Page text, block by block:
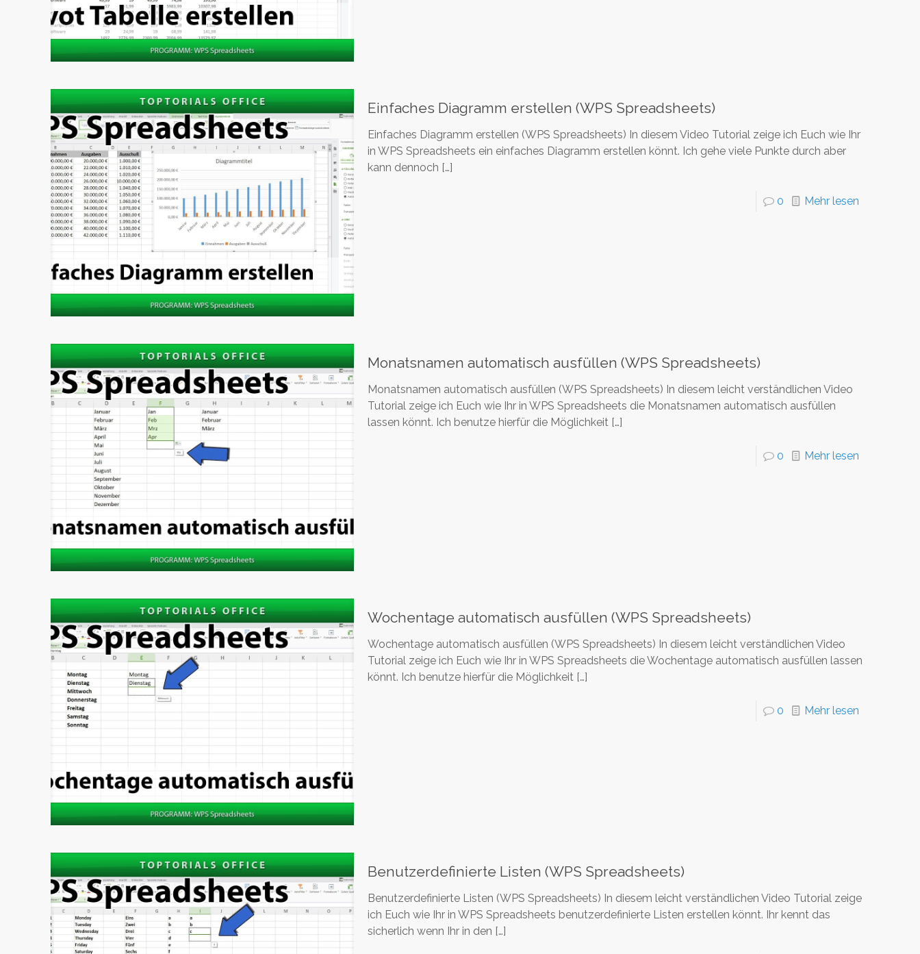
Einfaches Diagramm erstellen (WPS Spreadsheets)
Einfaches Diagramm erstellen (WPS Spreadsheets) In diesem Video Tutorial zeige ich Euch wie Ihr
in WPS Spreadsheets ein einfaches Diagramm erstellen könnt. Ich gehe viele Punkte durch aber
kann dennoch […]
0 Mehr lesen
Monatsnamen automatisch ausfüllen (WPS Spreadsheets)
Monatsnamen automatisch ausfüllen (WPS Spreadsheets) In diesem leicht verständlichen Video
Tutorial zeige ich Euch wie Ihr in WPS Spreadsheets die Monatsnamen automatisch ausfüllen
lassen könnt. Ich benutze hierfür die Möglichkeit […]
0 Mehr lesen
Wochentage automatisch ausfüllen (WPS Spreadsheets)
Wochentage automatisch ausfüllen (WPS Spreadsheets) In diesem leicht verständlichen Video
Tutorial zeige ich Euch wie Ihr in WPS Spreadsheets die Wochentage automatisch ausfüllen lassen
könnt. Ich benutze hierfür die Möglichkeit […]
0 Mehr lesen
Benutzerdefinierte Listen (WPS Spreadsheets)
Benutzerdefinierte Listen (WPS Spreadsheets) In diesem leicht verständlichen Video Tutorial zeige
ich Euch wie Ihr in WPS Spreadsheets benutzerdefinierte Listen erstellen könnt. Ihr kennt das
sicherlich wenn Ihr in den […]